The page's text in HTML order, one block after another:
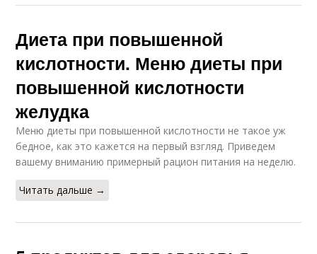
Диета при повышенной
кислотности. Меню диеты при
повышенной кислотности
желудка
Меню диеты при повышенной кислотности не такое уж
бедное, как это кажется на первый взгляд. Приведем
вашему вниманию примерный рацион питания на неделю.
Читать дальше →